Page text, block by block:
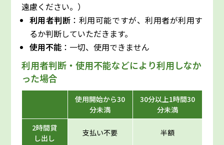
遠慮ください。）
利用者判断 ：利用可能ですが、利用者が利用す
るか判断していただきます。
使用不能：一切、使用できません
利用者判断・使用不能などにより利用しなか
った場合
使用開始から30
分未満
30分以上1時間30
分未満
2時間貸
し出し
支払い不要 半額